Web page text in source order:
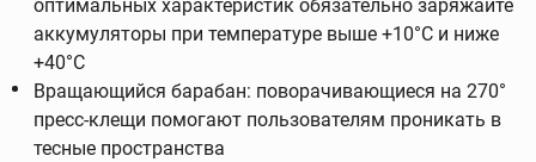
оптимальных характеристик обязательно заряжайте
аккумуляторы при температуре выше +10°C и ниже
+40°C
Вращающийся барабан: поворачивающиеся на 270°
пресс-клещи помогают пользователям проникать в
тесные пространства